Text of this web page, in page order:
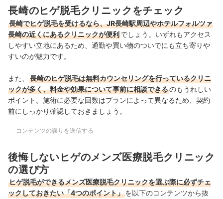
長崎のヒゲ脱毛ができる医療脱毛クリニック全3選おすすめ人気ランキ
ング
長崎のヒゲ脱毛ができる人気医療脱毛クリニックを徹底比較！
1：ヒゲ3部位脱毛5回の安さ
3：通いやすさ
長崎のヒゲ脱毛は自由診療。診察料やアフターケアが無料のクリニック
長崎のヒゲ脱毛クリニックをチェック
長崎でヒゲ脱毛を受けるなら、JR長崎駅周辺やホテルフォルツァ
長崎の近くにあるクリニックが便利でしょう。いずれもアクセス
しやすい立地にあるため、通勤や買い物のついでにも立ち寄りや
すいのが魅力です。
また、
長崎のヒゲ脱毛は無料カウンセリングを行っているクリニ
ックが多く、料金や効果について事前に相談できるのもうれしい
ポイント。施術に必要な回数はプランによって異なるため、契約
前にしっかり確認しておきましょう。
コンテンツの誤りを送信する
後悔しないヒゲのメンズ医療脱毛クリニック
の選び方
ヒゲ脱毛ができるメンズ医療脱毛クリニックを選ぶ際に必ずチェ
ックしておきたい「4つのポイント」を以下のコンテンツから抜